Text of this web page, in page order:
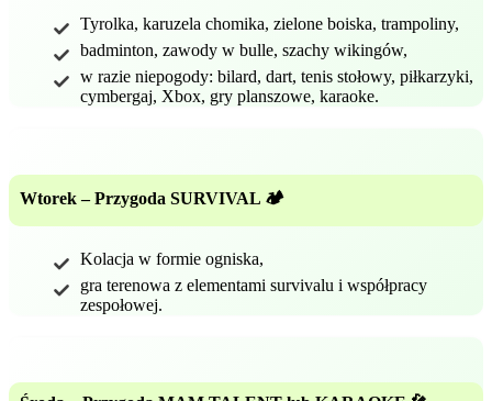
Tyrolka, karuzela chomika, zielone boiska, trampoliny,
badminton, zawody w bulle, szachy wikingów,
w razie niepogody: bilard, dart, tenis stołowy, piłkarzyki,
cymbergaj, Xbox, gry planszowe, karaoke.
Wtorek – Przygoda SURVIVAL 🏕️
Kolacja w formie ogniska,
gra terenowa z elementami survivalu i współpracy
zespołowej.